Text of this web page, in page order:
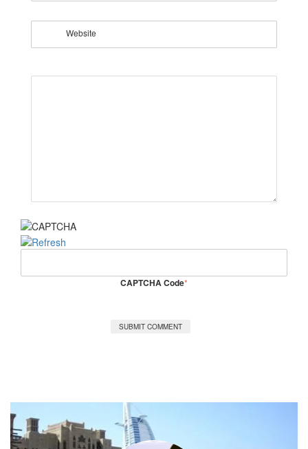
Website
CAPTCHA Code*